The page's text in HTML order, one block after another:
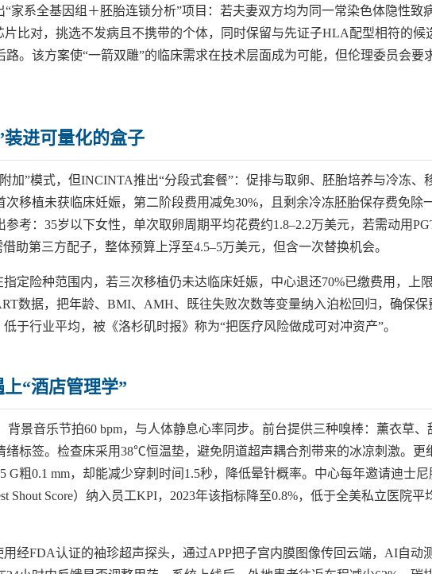
家系全基因组＋胚胎连锁分析”项目：若夫妻双方均为同一常染色体隐性致
比对，挑选不发病且不携带的个体，同时保留与先证子HLA配型相符的候
。该方案使“一箭双雕”的临床需求在技术层面成为可能，但伦理委员会要
装进可量化的盒子
加”模式，但INCINTA推出“分段式套餐”：促排与取卵、胚胎培养与冷冻、
移植未获临床妊娠，第二阶段费用减免30%，且剩余冷冻胚胎保存费免除
考：35岁以下女性，单次取卵周期平均花费约1.8–2.2万美元，若需动用
助第三方配子，整体预算上浮至4.5–5万美元，但含一次替换机会。
定险种范围内，若三次移植仍未达临床妊娠，中心退还70%已缴费用，上限
数据，把年龄、BMI、AMH、既往失败次数等变量纳入泊松回归，确保保
于行业平均，被《洛杉矶时报》称为“把医疗风险做成可对冲资产”。
“酒店管理学”
景音乐节拍60 bpm，与人体静息心率同步。前台提供三种嗅棒：薰衣草、
标签。检查床采用38℃恒温垫，避免阴道超声耦合剂带来的冰凉刺激。更
G粗0.1 mm，却能减少穿刺时间1.5秒，降低晕针概率。中心每年邀请迪士尼
Shout Score）纳入员工KPI，2023年该指标降至0.8%，低于全美私立医院平
经FDA认证的袖珍超声探头，通过APP把子宫内膜图像传回云端，AI自动